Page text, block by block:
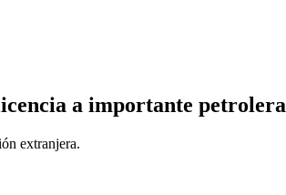
a importante petrolera
extranjera.